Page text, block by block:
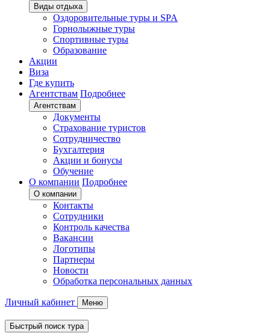
Виды отдыха
Оздоровительные туры и SPA
Горнолыжные туры
Спортивные туры
Образование
Акции
Виза
Где купить
Агентствам Подробнее
Агентствам
Документы
Страхование туристов
Сотрудничество
Бухгалтерия
Акции и бонусы
Обучение
О компании Подробнее
О компании
Контакты
Сотрудники
Контроль качества
Вакансии
Логотипы
Партнеры
Новости
Обработка персональных данных
Личный кабинет Меню
Быстрый поиск тура